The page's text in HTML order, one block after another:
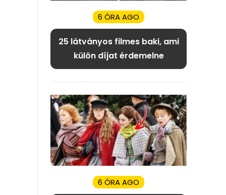
6 ÓRA AGO
25 látványos filmes baki, ami
külön díjat érdemelne
6 ÓRA AGO